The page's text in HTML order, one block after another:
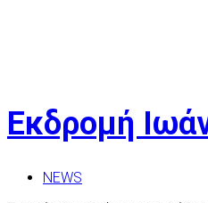
Eκδρομή
NEWS